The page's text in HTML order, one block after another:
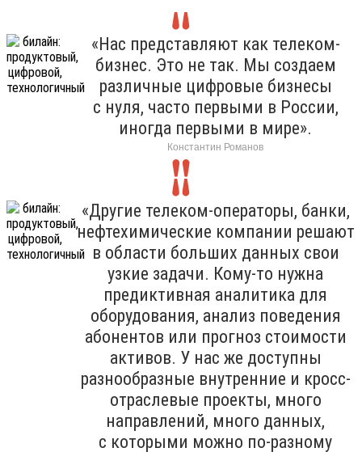
«Нас представляют как телеком-
бизнес. Это не так. Мы создаем
различные цифровые бизнесы
с нуля, часто первыми в России,
иногда первыми в мире».
Константин Романов
«Другие телеком-операторы, банки,
нефтехимические компании решают
в области больших данных свои
узкие задачи. Кому-то нужна
предиктивная аналитика для
оборудования, анализ поведения
абонентов или прогноз стоимости
активов. У нас же доступны
разнообразные внутренние и кросс-
отраслевые проекты, много
направлений, много данных,
с которыми можно по-разному